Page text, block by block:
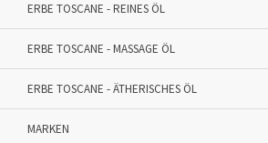
ERBE TOSCANE - REINES ÖL
ERBE TOSCANE - MASSAGE ÖL
ERBE TOSCANE - ÄTHERISCHES ÖL
MARKEN